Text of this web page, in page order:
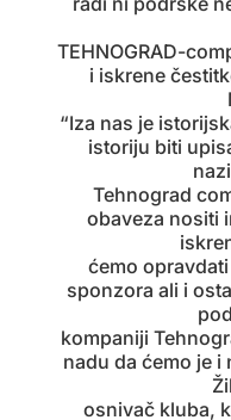
TEHNOGRAD-
i iskrene
“Iza nas je
istoriju biti
Tehnograd
obaveza nositi
ćemo
sponzora ali i
kompaniji
nadu da ćemo je i
osnivač kluba,